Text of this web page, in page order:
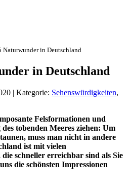
Naturwunder in Deutschland
in Deutschland
| Kategorie: Sehenswürdigkeiten,
Felsformationen und
tobenden Meeres ziehen: Um
muss man nicht in andere
ist mit vielen
schneller erreichbar sind als Sie
die schönsten Impressionen